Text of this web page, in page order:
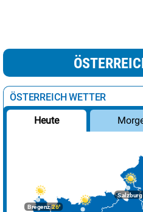
ÖSTERREICH WETTER
Heute
Bregenz26°
Salzburg